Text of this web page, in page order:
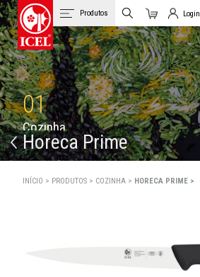
Produtos
Carrinho
Login
Login de Clientes
01
Cozinha
Horeca Prime
INÍCIO > PRODUTOS > COZINHA > HORECA PRIME >